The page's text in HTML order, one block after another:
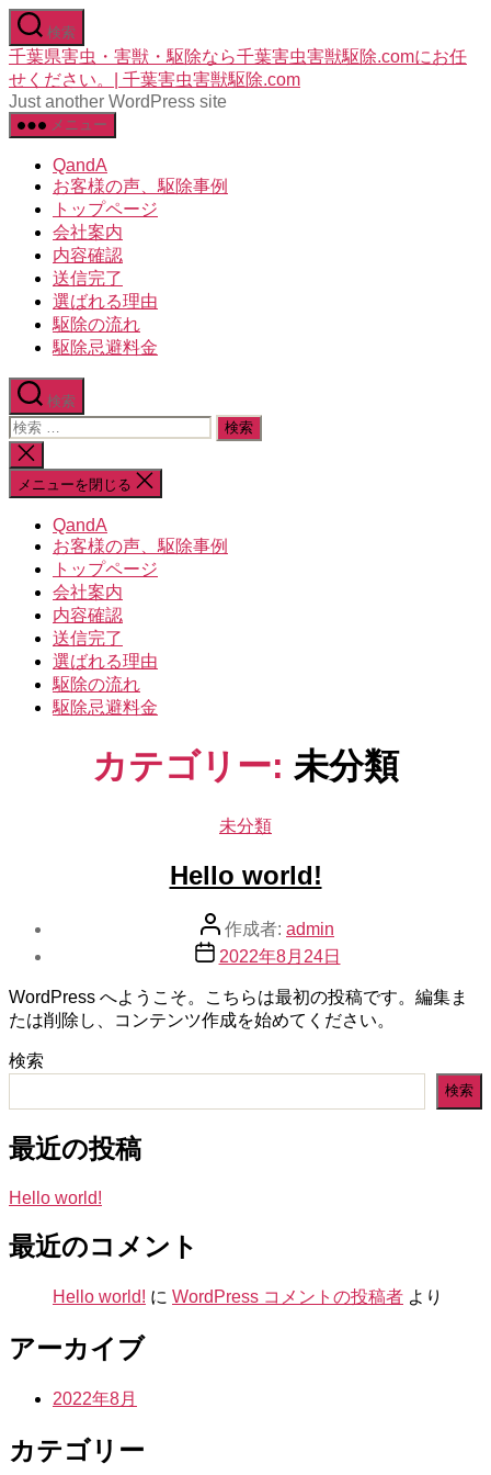
コ
ン
テ
ン
ツ
へ
検索
千葉県害虫・害獣・駆除なら千葉害虫害獣駆除.comにお任
せください。| 千葉害虫害獣駆除.com
Just another WordPress site
メニュー
QandA
お客様の声、駆除事例
トップページ
会社案内
内容確認
送信完了
選ばれる理由
駆除の流れ
駆除忌避料金
検索
検
索
対
象:
検
索
を
メニューを閉じる
QandA
お客様の声、駆除事例
トップページ
会社案内
内容確認
送信完了
選ばれる理由
駆除の流れ
駆除忌避料金
カテゴリー: 未分類
カ
ゴ
リ
ー
未分類
Hello world!
投
稿
者
作成者: admin
投
日
2022年8月24日
WordPress へようこそ。こちらは最初の投稿です。編集ま
たは削除し、コンテンツ作成を始めてください。
検索
検索
最近の投稿
Hello world!
最近のコメント
Hello world! に WordPress コメントの投稿者 より
アーカイブ
2022年8月
カテゴリー